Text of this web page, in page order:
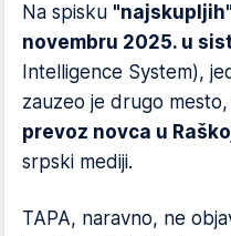
Na spisku
novembru 2025. u
Intelligence System),
zauzeo je drugo
prevoz novca u
srpski mediji.
TAPA, naravno, ne